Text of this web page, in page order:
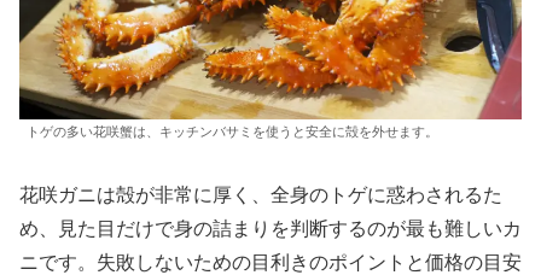
トゲの多い花咲蟹は、キッチンバサミを使うと安全に殻を外せます。
花咲ガニは殻が非常に厚く、全身のトゲに惑わされるた
め、見た目だけで身の詰まりを判断するのが最も難しいカ
ニです。失敗しないための目利きのポイントと価格の目安